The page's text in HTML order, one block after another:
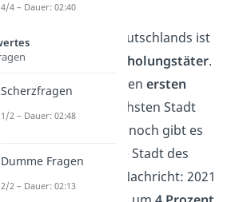
Berlin
Die Hauptstadt Deutschlands ist
ein wahrer
Wiederholungstäter.
Erneut belegt sie den ersten
der gefährlichsten Stadt
Deutschlands. Dennoch gibt es
für die kriminellste Stadt des
Landes eine gute Nachricht: 2021
4/4 – Dauer: 02:40
Scherzfragen
1/2 – Dauer: 02:48
Dumme Fragen
2/2 – Dauer: 02:13